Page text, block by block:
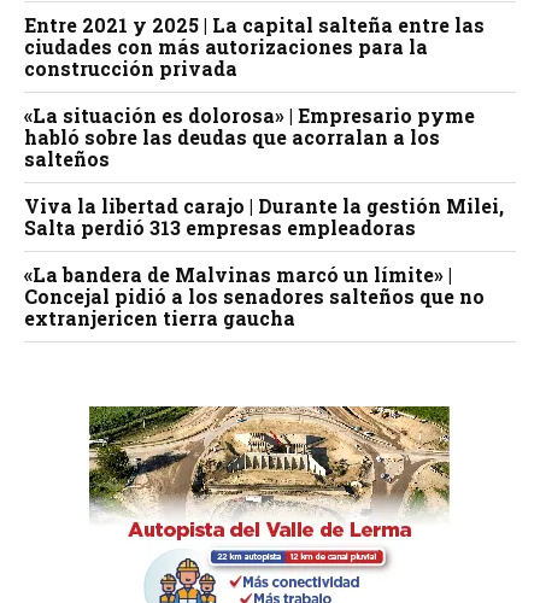
Entre 2021 y 2025 | La capital salteña entre las
ciudades con más autorizaciones para la
construcción privada
«La situación es dolorosa» | Empresario pyme
habló sobre las deudas que acorralan a los
salteños
Viva la libertad carajo | Durante la gestión Milei,
Salta perdió 313 empresas empleadoras
«La bandera de Malvinas marcó un límite» |
Concejal pidió a los senadores salteños que no
extranjericen tierra gaucha